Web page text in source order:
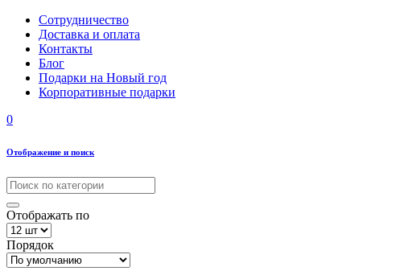
Сотрудничество
Доставка и оплата
Контакты
Блог
Подарки на Новый год
Корпоративные подарки
0
Отображение и поиск
Отображать по
Порядок